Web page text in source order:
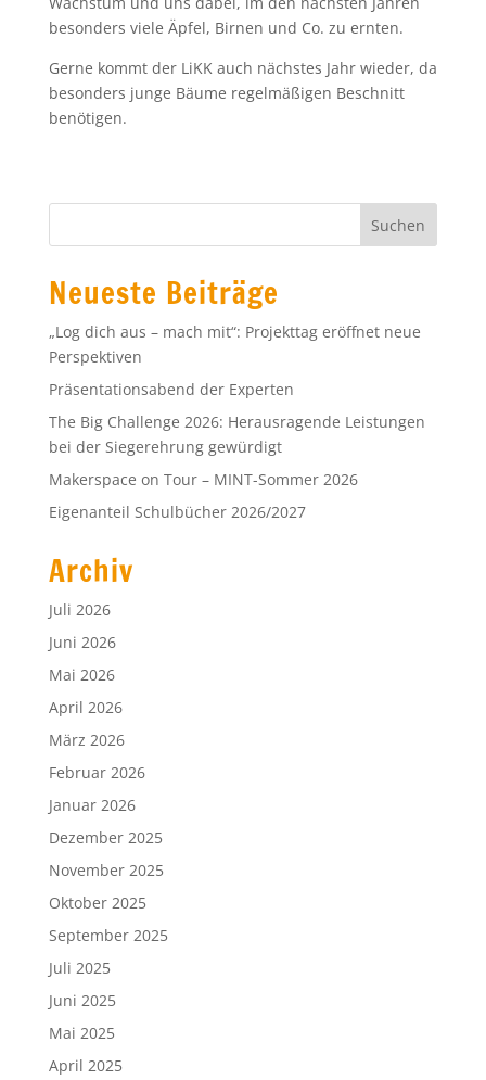
besonders viele Äpfel, Birnen und Co. zu ernten.
Gerne kommt der LiKK auch nächstes Jahr wieder, da
besonders junge Bäume regelmäßigen Beschnitt
benötigen.
Neueste Beiträge
„Log dich aus – mach mit“: Projekttag eröffnet neue
Perspektiven
Präsentationsabend der Experten
The Big Challenge 2026: Herausragende Leistungen
bei der Siegerehrung gewürdigt
Makerspace on Tour – MINT-Sommer 2026
Eigenanteil Schulbücher 2026/2027
Archiv
Juli 2026
Juni 2026
Mai 2026
April 2026
März 2026
Februar 2026
Januar 2026
Dezember 2025
November 2025
Oktober 2025
September 2025
Juli 2025
Juni 2025
Mai 2025
April 2025